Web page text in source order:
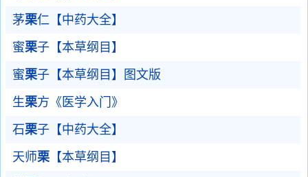
茅栗仁【中药大全】
蜜栗子【本草纲目】
蜜栗子【本草纲目】图文版
生栗方《医学入门》
石栗子【中药大全】
天师栗【本草纲目】